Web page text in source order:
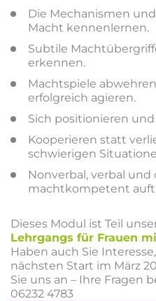
Die Mechanismen
Macht kennenlernen.
Subtile
erkennen.
Machtspiele
erfolgreich agieren.
Sich positionieren
Kooperieren statt
schwierigen
Nonverbal, verbal
machtkompetent
Dieses Modul ist Teil
Lehrgangs für Frauen
Haben auch Sie
nächsten Start im März
Sie uns an – Ihre Fragen
06232 4783